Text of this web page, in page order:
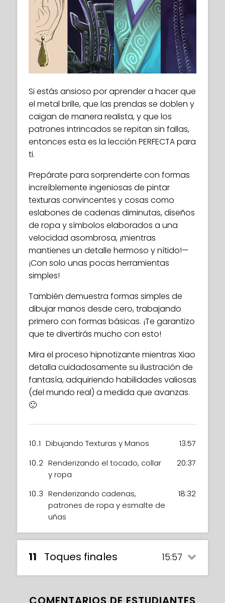
Si estás ansioso por aprender a hacer que
el metal brille, que las prendas se doblen y
caigan de manera realista, y que los
patrones intrincados se repitan sin fallas,
entonces esta es la lección PERFECTA para
ti.
Prepárate para sorprenderte con formas
increíblemente ingeniosas de pintar
texturas convincentes y cosas como
eslabones de cadenas diminutas, diseños
de ropa y símbolos elaborados a una
velocidad asombrosa, ¡mientras
mantienes un detalle hermoso y nítido!—
¡Con solo unas pocas herramientas
simples!
También demuestra formas simples de
dibujar manos desde cero, trabajando
primero con formas básicas. ¡Te garantizo
que te divertirás mucho con esto!
Mira el proceso hipnotizante mientras Xiao
detalla cuidadosamente su ilustración de
fantasía, adquiriendo habilidades valiosas
(del mundo real) a medida que avanzas.
🙂
10.1 Dibujando Texturas y Manos
13:57
10.2 Renderizando el tocado, collar
y ropa
20:37
10.3 Renderizando cadenas,
patrones de ropa y esmalte de
uñas
18:32
11 Toques finales 15:57